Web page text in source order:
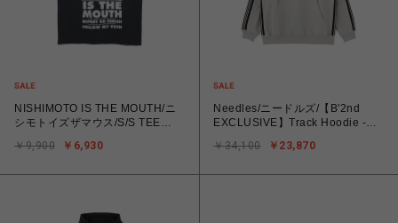
NISHIMOTO IS THE MOUTH/ニ
シモトイズザマウス/S/S TEE
￥6,930
￥9,900
Needles/ニードルズ/【B'2nd
EXCLUSIVE】Track Hoodie -
￥23,870
￥34,100